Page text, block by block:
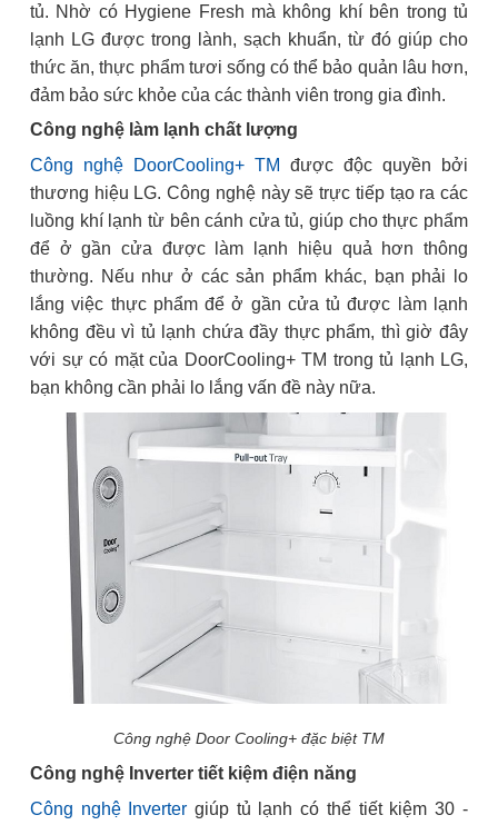
tủ. Nhờ có Hygiene Fresh mà không khí bên trong tủ
lạnh LG được trong lành, sạch khuẩn, từ đó giúp cho
thức ăn, thực phẩm tươi sống có thể bảo quản lâu hơn,
đảm bảo sức khỏe của các thành viên trong gia đình.
Công nghệ làm lạnh chất lượng
Công nghệ DoorCooling+ TM
được độc quyền bởi
thương hiệu LG. Công nghệ này sẽ trực tiếp tạo ra các
luồng khí lạnh từ bên cánh cửa tủ, giúp cho thực phẩm
để ở gần cửa được làm lạnh hiệu quả hơn thông
thường. Nếu như ở các sản phẩm khác, bạn phải lo
lắng việc thực phẩm để ở gần cửa tủ được làm lạnh
không đều vì tủ lạnh chứa đầy thực phẩm, thì giờ đây
với sự có mặt của DoorCooling+ TM trong tủ lạnh LG,
bạn không cần phải lo lắng vấn đề này nữa.
Công nghệ Door Cooling+ đặc biệt TM
Công nghệ Inverter tiết kiệm điện năng
Công nghệ Inverter giúp tủ lạnh có thể tiết kiệm 30 -